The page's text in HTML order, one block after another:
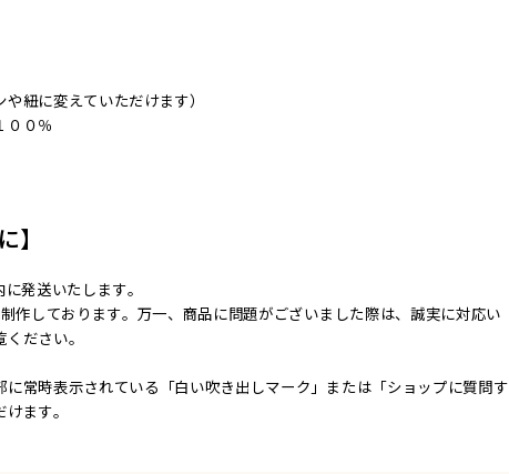
紐に変えていただけます）
００％
】
発送いたします。
作しております。万一、商品に問題がございました際は、誠実に対応い
ださい。
常時表示されている「白い吹き出しマーク」または「ショップに質問す
ます。